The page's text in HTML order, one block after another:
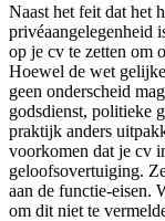
Naast het feit dat het
privéaangelegenheid
op je cv te zetten om
Hoewel de wet
geen onderscheid
godsdienst, politieke
praktijk anders
voorkomen dat je cv
geloofsovertuiging.
aan de functie-eisen.
om dit niet te